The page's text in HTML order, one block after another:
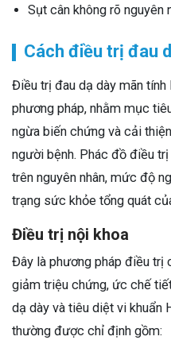
Sụt cân không rõ nguyên
Cách điều trị đau
Điều trị đau dạ dày mãn tính
phương pháp, nhằm mục
ngừa biến chứng và cải
người bệnh. Phác đồ điều
trên nguyên nhân, mức độ
trạng sức khỏe tổng quát
Điều trị nội khoa
Đây là phương pháp điều trị
giảm triệu chứng, ức chế
dạ dày và tiêu diệt vi khuẩn
thường được chỉ định gồm: